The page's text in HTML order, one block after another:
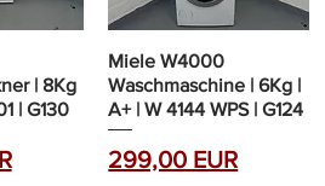
| 8Kg
| G130
Miele W4000
Waschmaschine | 6Kg |
A+ | W 4144 WPS | G124
Ціна
299,00 EUR